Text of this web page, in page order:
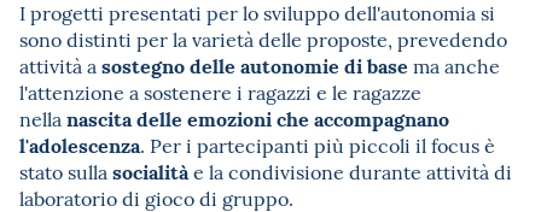
I progetti presentati per lo sviluppo dell'autonomia si
sono distinti per la varietà delle proposte, prevedendo
attività a sostegno delle autonomie di base ma anche
l'attenzione a sostenere i ragazzi e le ragazze
nella nascita delle emozioni che accompagnano
l'adolescenza. Per i partecipanti più piccoli il focus è
stato sulla socialitàe la condivisione durante attività di
laboratorio di gioco di gruppo.